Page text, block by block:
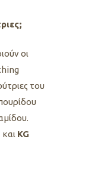
οι
του
και KG